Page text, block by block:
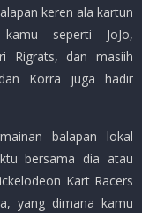
keren ala kartun
seperti JoJo,
Rigrats, dan masiih
Korra juga hadir
balapan lokal
bersama dia atau
Kart Racers
yang dimana kamu